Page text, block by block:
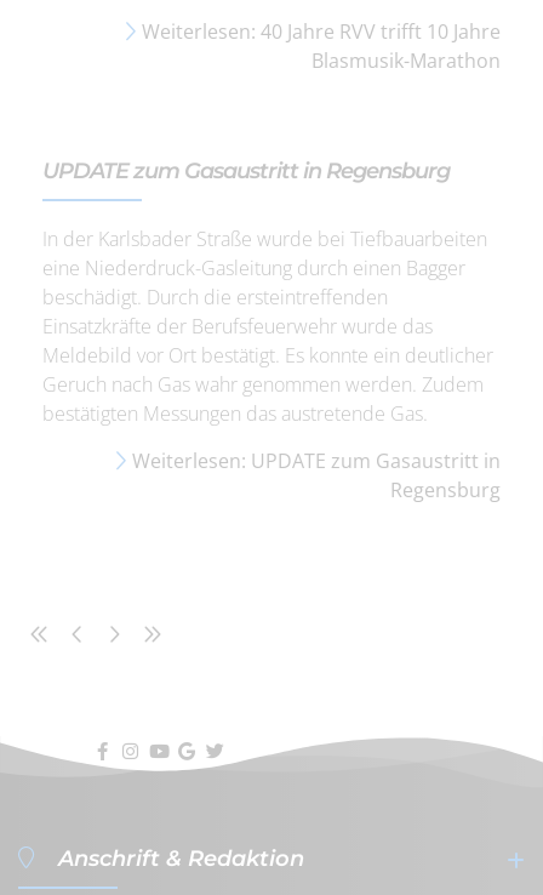
Weiterlesen: 40 Jahre RVV trifft 10 Jahre
Blasmusik-Marathon
UPDATE zum Gasaustritt in Regensburg
In der Karlsbader Straße wurde bei Tiefbauarbeiten
eine Niederdruck-Gasleitung durch einen Bagger
beschädigt. Durch die ersteintreffenden
Einsatzkräfte der Berufsfeuerwehr wurde das
Meldebild vor Ort bestätigt. Es konnte ein deutlicher
Geruch nach Gas wahr genommen werden. Zudem
bestätigten Messungen das austretende Gas.
Weiterlesen: UPDATE zum Gasaustritt in
Regensburg
Anschrift & Redaktion